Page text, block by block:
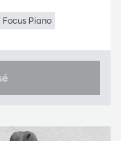
Focus Piano